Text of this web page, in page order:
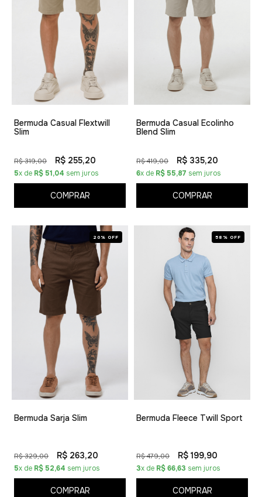
Bermuda Casual Flextwill
Slim
R$ 319,00 R$ 255,20
5x de R$ 51,04 sem juros
COMPRAR
Bermuda Casual Ecolinho
Blend Slim
R$ 419,00 R$ 335,20
6x de R$ 55,87 sem juros
COMPRAR
20% OFF
Bermuda Sarja Slim
R$ 329,00 R$ 263,20
5x de R$ 52,64 sem juros
COMPRAR
58% OFF
Bermuda Fleece Twill Sport
R$ 479,00 R$ 199,90
3x de R$ 66,63 sem juros
COMPRAR